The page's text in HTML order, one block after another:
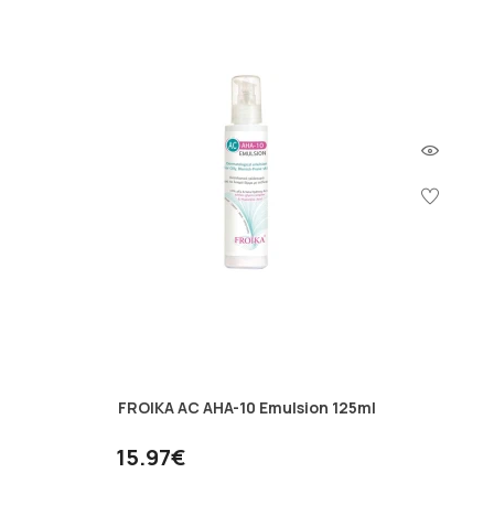
FROIKA AC AHA-10 Emulsion 125ml
15.97€